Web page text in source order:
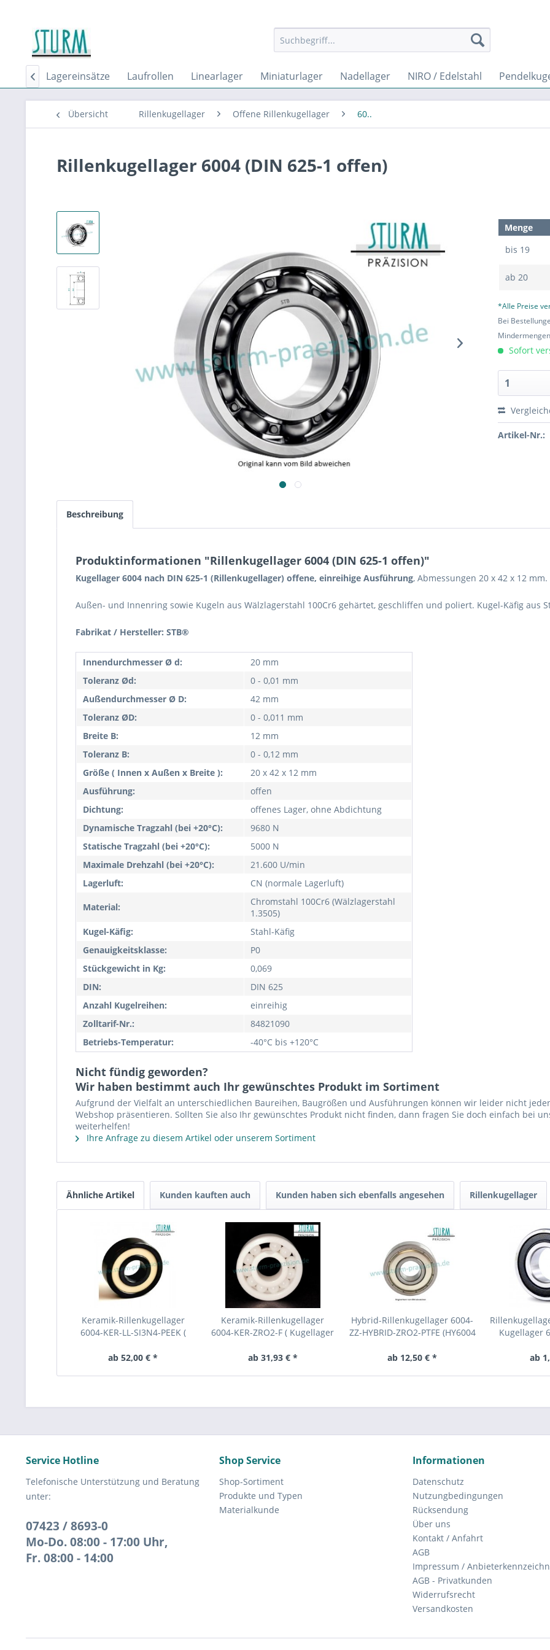
Lagereinsätze Laufrollen Linearlager Miniaturlager Nadellager NIRO / Edelstahl

Übersicht Rillenkugellager Offene Rillenkugellager 60..
Rillenkugellager 6004 (DIN 625-1 offen)
Menge
bis 19
ab20
*Alle Preise
Bei
Sofort
Artikel-Nr.:
Beschreibung
Produktinformationen "Rillenkugellager 6004 (DIN 625-1 offen)"
Kugellager 6004 nach DIN 625-1 (Rillenkugellager) offene, einreihige Ausführung, Abmessungen 20 x 42 x 12 mm.
Außen- und Innenring sowie Kugeln aus Wälzlagerstahl 100Cr6 gehärtet, geschliffen und poliert. Kugel-Käfig aus
Fabrikat / Hersteller: STB®
Innendurchmesser Ø d:
20 mm
Toleranz Ød:
0 - 0,01 mm
Außendurchmesser Ø D:
42 mm
Toleranz ØD:
0 - 0,011 mm
Breite B:
12 mm
Toleranz B:
0 - 0,12 mm
Größe ( Innen x Außen x Breite ):
20 x 42 x 12 mm
Ausführung:
offen
Dichtung:
offenes Lager, ohne Abdichtung
Dynamische Tragzahl (bei +20°C):
9680 N
Statische Tragzahl (bei +20°C):
5000 N
Maximale Drehzahl (bei +20°C):
21.600 U/min
Lagerluft:
CN (normale Lagerluft)
Material:
Chromstahl 100Cr6 (Wälzlagerstahl
1.3505)
Kugel-Käfig:
Stahl-Käfig
Genauigkeitsklasse:
P0
Stückgewicht in Kg:
0,069
DIN:
DIN 625
Anzahl Kugelreihen:
einreihig
Zolltarif-Nr.:
84821090
Betriebs-Temperatur:
-40°C bis +120°C
Nicht fündig geworden?
Wir haben bestimmt auch Ihr gewünschtes Produkt im Sortiment
Aufgrund der Vielfalt an unterschiedlichen Baureihen, Baugrößen und Ausführungen können wir leider nicht
Webshop präsentieren. Sollten Sie also Ihr gewünschtes Produkt nicht finden, dann fragen Sie doch einfach bei
weiterhelfen!
Ihre Anfrage zu diesem Artikel oder unserem Sortiment
Ähnliche Artikel Kunden kauften auch Kunden haben sich ebenfalls angesehen Rillenkugellager
Keramik-Rillenkugellager
6004-KER-LL-SI3N4-PEEK (
ab 52,00 € *
Keramik-Rillenkugellager
6004-KER-ZRO2-F ( Kugellager
ab 31,93 € *
Hybrid-Rillenkugellager 6004-
ZZ-HYBRID-ZRO2-PTFE (HY6004
ab 12,50 € *
Kugellager
ab
Service Hotline
Telefonische Unterstützung und Beratung
unter:
07423 / 8693-0
Mo-Do. 08:00 - 17:00 Uhr,
Fr. 08:00 - 14:00
Shop Service
Shop-Sortiment
Produkte und Typen
Materialkunde
Informationen
Datenschutz
Nutzungbedingungen
Rücksendung
Über uns
Kontakt / Anfahrt
AGB
Impressum /
AGB - Privatkunden
Widerrufsrecht
Versandkosten